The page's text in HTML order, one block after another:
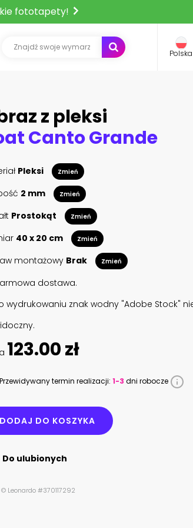
fototapety!
Polska
z pleksi
Canto Grande
Pleksi Zmień
2 mm Zmień
Prostokąt Zmień
40 x 20 cm Zmień
montażowy Brak Zmień
dostawa.
wydrukowaniu znak wodny "Adobe Stock"
123.00 zł
Przewidywany termin realizacji: 1-3 dni robocze
DODAJ DO KOSZYKA
Do ulubionych
Leonardo #370117292